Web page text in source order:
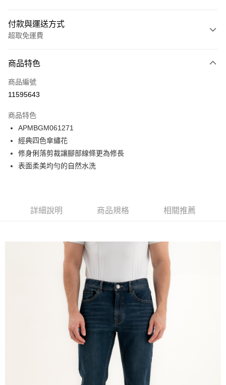
付款與運送方式
超取免運費
信用卡一次付款
LINE Pay
悠遊付
Google Pay
貨到付款
每筆NT$120，滿NT$1,500(含以上)免運費
商品特色
商品編號
11595643
商品特色
APMBGM061271
經典四色傘繡花
修身俐落剪裁讓腳部線條更為修長
表面柔美均勻的自然水洗
詳細說明 商品規格 相關推薦